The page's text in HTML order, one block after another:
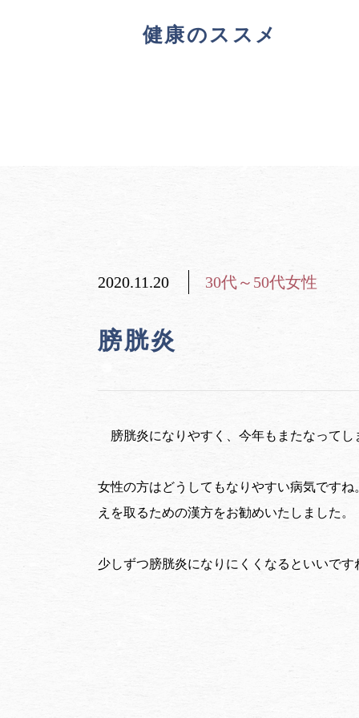
健康のススメ
2020.11.20 30代～50代女性
膀胱炎
膀胱炎になりやすく、今年もまたなって
女性の方はどうしてもなりやすい病気です
えを取るための漢方をお勧めいたしました。
少しずつ膀胱炎になりにくくなるといいです